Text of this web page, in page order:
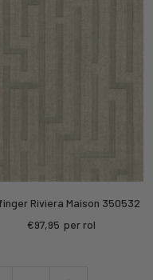
Riviera Maison 350532
Kortings
€97,95 per rol